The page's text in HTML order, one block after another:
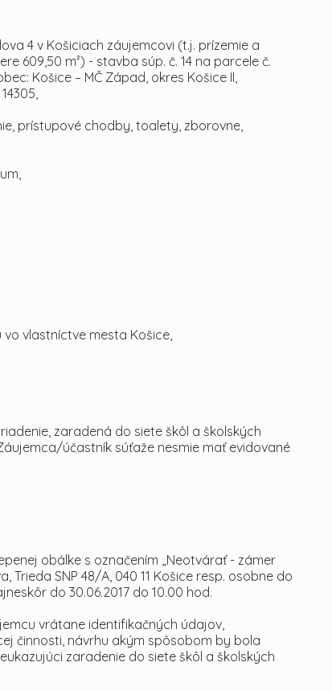
4 v Košiciach záujemcovi (t.j. prízemie a
609,50 m²) - stavba súp. č. 14 na parcele č.
Košice – MČ Západ, okres Košice II,
prístupové chodby, toalety, zborovne,
vlastníctve mesta Košice,
zaradená do siete škôl a školských
účastník súťaže nesmie mať evidované
obálke s označením „Neotvárať - zámer
SNP 48/A, 040 11 Košice resp. osobne do
do 30.06.2017 do 10.00 hod.
vrátane identifikačných údajov,
činnosti, návrhu akým spôsobom by bola
zaradenie do siete škôl a školských